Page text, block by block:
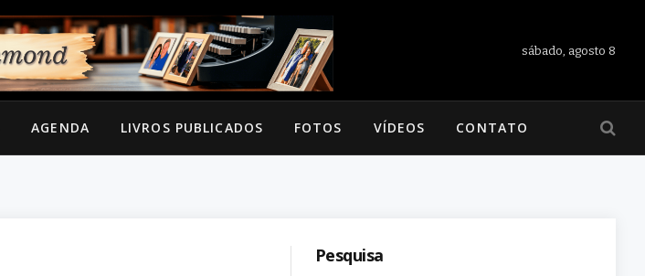
sábado, agosto 8
AGENDA LIVROS PUBLICADOS FOTOS VÍDEOS CONTATO
Pesquisa